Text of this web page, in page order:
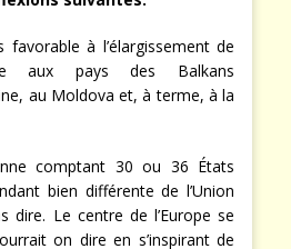
favorable à l’élargissement de
aux pays des Balkans
au Moldova et, à terme, à la
comptant 30 ou 36 États
bien différente de l’Union
dire. Le centre de l’Europe se
on dire en s’inspirant de